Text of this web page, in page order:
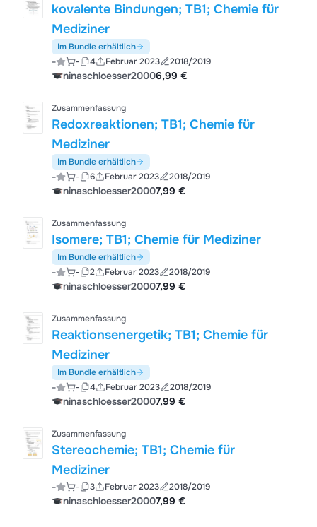
kovalente Bindungen; TB1; Chemie für
Mediziner
Im Bundle erhältlich
- - 4 Februar 2023 2018/2019
ninaschloesser20006,99 €
Zusammenfassung
Redoxreaktionen; TB1; Chemie für
Mediziner
Im Bundle erhältlich
- - 6 Februar 2023 2018/2019
ninaschloesser20007,99 €
Zusammenfassung
Isomere; TB1; Chemie für Mediziner
Im Bundle erhältlich
- - 2 Februar 2023 2018/2019
ninaschloesser20007,99 €
Zusammenfassung
Reaktionsenergetik; TB1; Chemie für
Mediziner
Im Bundle erhältlich
- - 4 Februar 2023 2018/2019
ninaschloesser20007,99 €
Zusammenfassung
Stereochemie; TB1; Chemie für
Mediziner
- - 3 Februar 2023 2018/2019
ninaschloesser20007,99 €